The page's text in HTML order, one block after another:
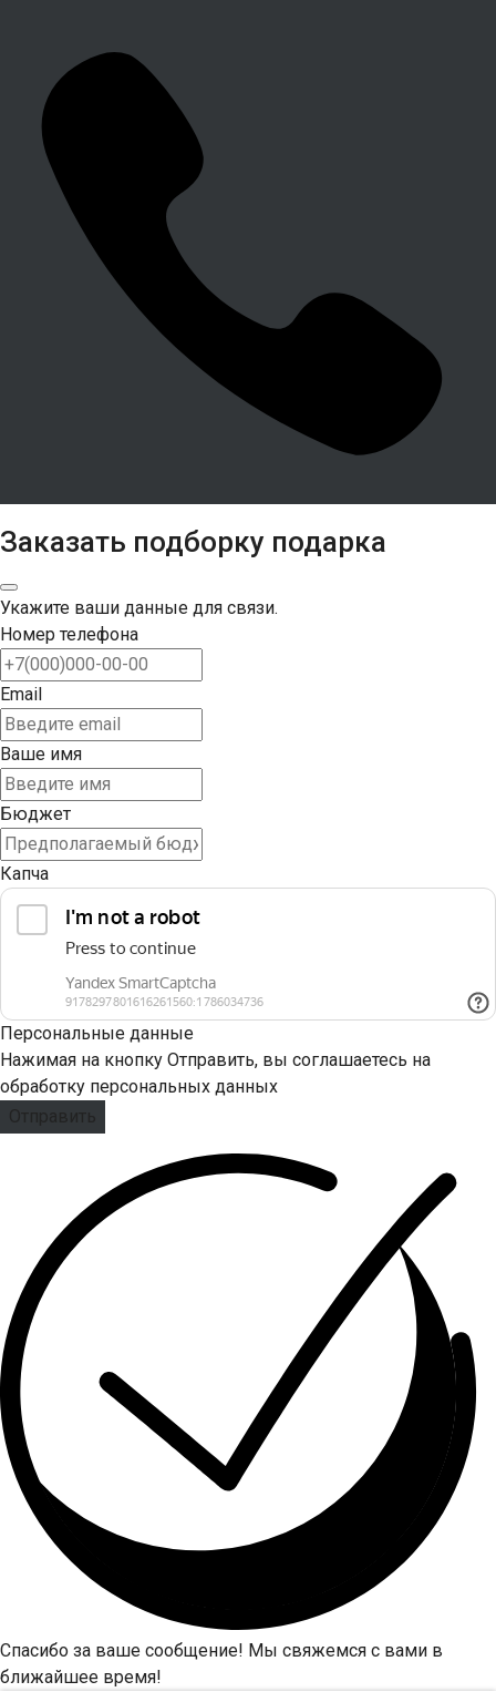
Заказать подборку подарка
Укажите ваши данные для связи.
Номер телефона
Email
Ваше имя
Бюджет
Капча
Персональные данные
Нажимая на кнопку Отправить, вы соглашаетесь на
обработку персональных данных
Отправить
Спасибо за ваше сообщение! Мы свяжемся с вами в
ближайшее время!